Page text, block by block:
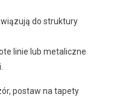
do struktury
linie lub metaliczne
postaw na tapety